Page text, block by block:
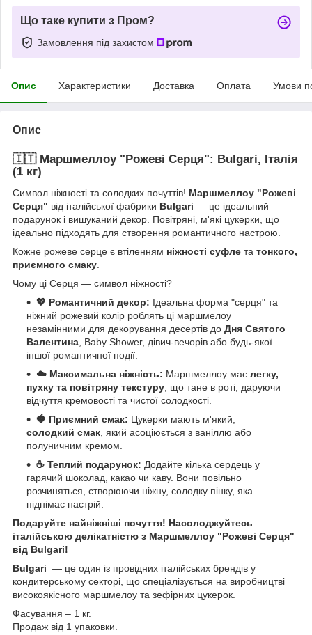
Що таке купити з Пром?
Замовлення під захистом
Опис Характеристики Доставка Оплата Умови
Опис
🇮🇹 Маршмеллоу "Рожеві Серця": Bulgari, Італія
(1 кг)
Символ ніжності та солодких почуттів! Маршмеллоу "Рожеві
Серця" від італійської фабрики Bulgari — це ідеальний
подарунок і вишуканий декор. Повітряні, м'які цукерки, що
ідеально підходять для створення романтичного настрою.
Кожне рожеве серце є втіленням ніжності суфле та тонкого,
приємного смаку
Чому ці Серця — символ ніжності?
💖 Романтичний декор: Ідеальна форма "серця" та
ніжний рожевий колір роблять ці маршмелоу
незамінними для декорування десертів до Дня Святого
Валентина , Baby Shower, дівич-вечорів або будь-якої
іншої романтичної події.
☁️ Максимальна ніжність: Маршмеллоу має легку,
пухку та повітряну текстуру , що тане в роті, даруючи
відчуття кремовості та чистої солодкості.
🍓 Приємний смак: Цукерки мають м'який,
солодкий смак , який асоціюється з ваніллю або
полуничним кремом.
☕ Теплий подарунок: Додайте кілька сердець у
гарячий шоколад, какао чи каву. Вони повільно
розчиняться, створюючи ніжну, солодку пінку, яка
піднімає настрій.
Подаруйте найніжніші почуття! Насолоджуйтесь
італійською делікатністю з Маршмеллоу "Рожеві Серця"
від Bulgari!
Bulgari — це один із провідних італійських брендів у
кондитерському секторі, що спеціалізується на виробництві
високоякісного маршмелоу та зефірних цукерок.
Фасування – 1 кг.
Продаж від 1 упаковки.